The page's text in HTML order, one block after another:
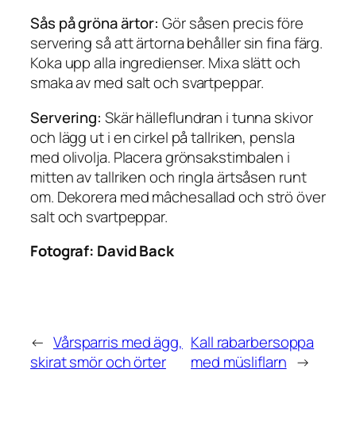
Sås på gröna ärtor: Gör såsen precis före
servering så att ärtorna behåller sin fina färg.
Koka upp alla ingredienser. Mixa slätt och
smaka av med salt och svartpeppar.
Servering: Skär hälleflundran i tunna skivor
och lägg ut i en cirkel på tallriken, pensla
med olivolja. Placera grönsakstimbalen i
mitten av tallriken och ringla ärtsåsen runt
om. Dekorera med mâchesallad och strö över
salt och svartpeppar.
Fotograf: David Back
← Vårsparris med ägg,
skirat smör och örter
Kall rabarbersoppa
med müsliflarn →